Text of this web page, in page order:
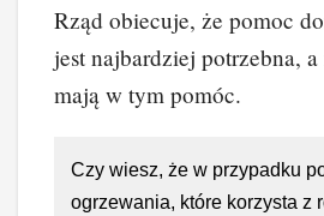
Rząd obiecuje, że pomoc
jest najbardziej potrzebna,
mają w tym pomóc.
Czy wiesz, że w przypadku
ogrzewania, które korzysta z